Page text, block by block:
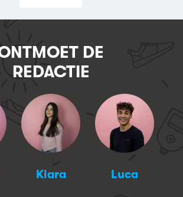
DE
REDACTIE
Kiara Luca